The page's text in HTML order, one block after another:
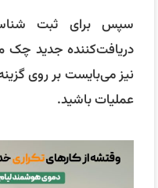
دریافت‌کننده جدید چک
نیز می‌بایست بر روی
عملیات باشید.